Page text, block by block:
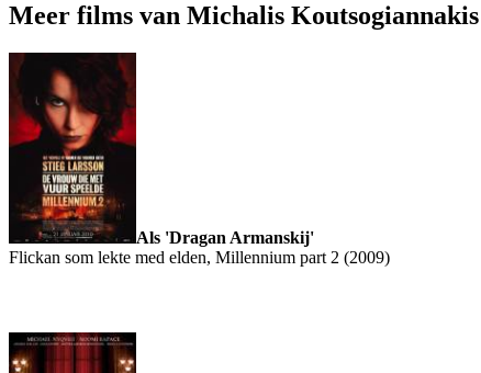
Meer films van Michalis Koutsogiannakis
Als 'Dragan Armanskij'
Flickan som lekte med elden, Millennium part 2 (2009)